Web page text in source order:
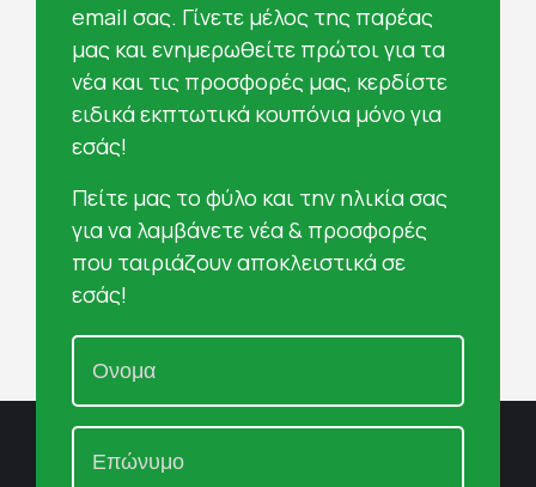
email σας. Γίνετε μέλος της παρέας
μας και ενημερωθείτε πρώτοι για τα
νέα και τις προσφορές μας, κερδίστε
ειδικά εκπτωτικά κουπόνια μόνο για
εσάς!
Πείτε μας το φύλο και την ηλικία σας
για να λαμβάνετε νέα & προσφορές
που ταιριάζουν αποκλειστικά σε
εσάς!